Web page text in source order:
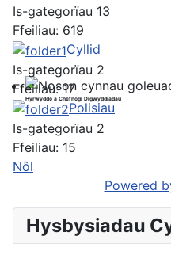
Hyrwyddo a Chefnogi Digwyddiadau
Hysbysiadau
Is-gategorïau 13
Ffeiliau: 619
Cyllid
Is-gategorïau 2
Ffeiliau: 17
Polisiau
Is-gategorïau 2
Ffeiliau: 15
Nôl
Powered